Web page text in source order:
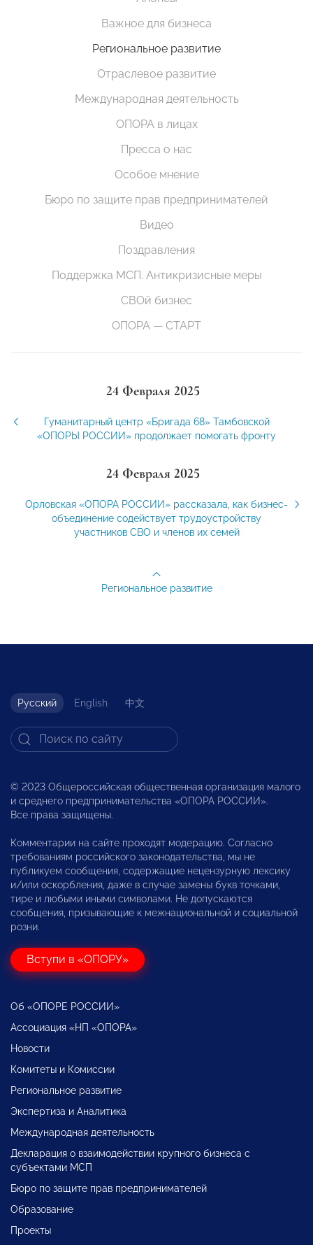
Важное для бизнеса
Региональное развитие
Отраслевое развитие
Международная деятельность
ОПОРА в лицах
Пресса о нас
Особое мнение
Бюро по защите прав предпринимателей
Видео
Поздравления
Поддержка МСП. Антикризисные меры
СВОй бизнес
ОПОРА — СТАРТ
24 Февраля 2025
Гуманитарный центр «Бригада 68» Тамбовской
«ОПОРЫ РОССИИ» продолжает помогать фронту
24 Февраля 2025
Орловская «ОПОРА РОССИИ» рассказала, как бизнес-
объединение содействует трудоустройству
участников СВО и членов их семей
Региональное развитие
Русский English 中文
© 2023 Общероссийская общественная организация малого
и среднего предпринимательства «ОПОРА РОССИИ».
Все права защищены.
Комментарии на сайте проходят модерацию. Согласно
требованиям российского законодательства, мы не
публикуем сообщения, содержащие нецензурную лексику
и/или оскорбления, даже в случае замены букв точками,
тире и любыми иными символами. Не допускаются
сообщения, призывающие к межнациональной и социальной
розни.
Вступи в «ОПОРУ»
Об «ОПОРЕ РОССИИ»
Ассоциация «НП «ОПОРА»
Новости
Комитеты и Комиссии
Региональное развитие
Экспертиза и Аналитика
Международная деятельность
Декларация о взаимодействии крупного бизнеса с
субъектами МСП
Бюро по защите прав предпринимателей
Образование
Проекты